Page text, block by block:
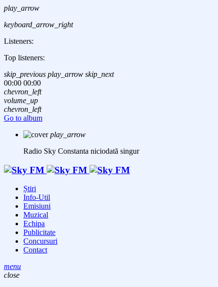
play_arrow
keyboard_arrow_right
Listeners:
Top listeners:
skip_previous play_arrow skip_next
00:00 00:00
chevron_left
volume_up
chevron_left
Go to album
play_arrow
Radio Sky Constanta niciodată singur
Știri
Info-Util
Emisiuni
Muzical
Echipa
Publicitate
Concursuri
Contact
menu
close